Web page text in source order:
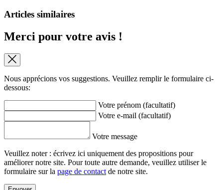
Articles similaires
Merci pour votre avis !
Nous apprécions vos suggestions. Veuillez remplir le formulaire ci-
dessous:
Votre prénom (facultatif)
Votre e-mail (facultatif)
Votre message
Veuillez noter : écrivez ici uniquement des propositions pour
améliorer notre site. Pour toute autre demande, veuillez utiliser le
formulaire sur la page de contact de notre site.